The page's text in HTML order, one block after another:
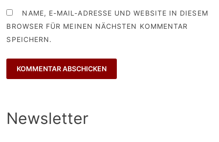
NAME, E-MAIL-ADRESSE UND WEBSITE IN DIESEM
BROWSER FÜR MEINEN NÄCHSTEN KOMMENTAR
SPEICHERN.
Newsletter